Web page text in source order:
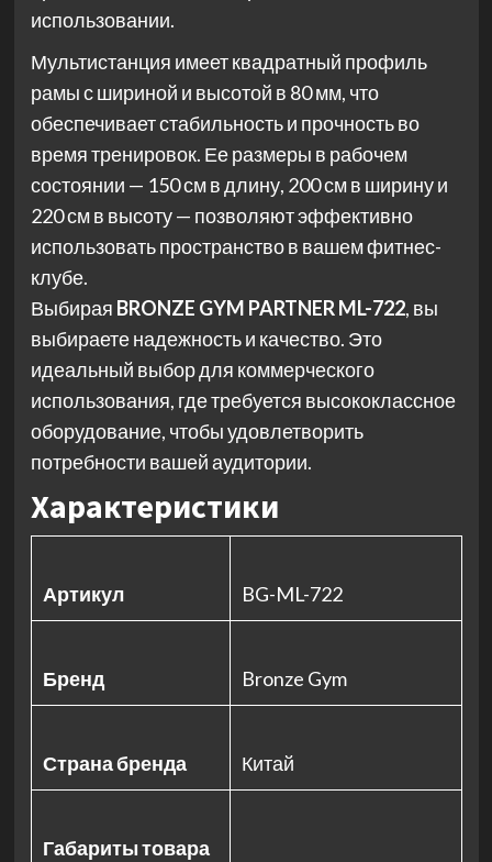
использовании.
Мультистанция имеет квадратный профиль
рамы с шириной и высотой в 80 мм, что
обеспечивает стабильность и прочность во
время тренировок. Ее размеры в рабочем
состоянии — 150 см в длину, 200 см в ширину и
220 см в высоту — позволяют эффективно
использовать пространство в вашем фитнес-
клубе.
Выбирая BRONZE GYM PARTNER ML-722, вы
выбираете надежность и качество. Это
идеальный выбор для коммерческого
использования, где требуется высококлассное
оборудование, чтобы удовлетворить
потребности вашей аудитории.
Характеристики
Артикул BG-ML-722
Бренд Bronze Gym
Страна бренда Китай
Габариты товара